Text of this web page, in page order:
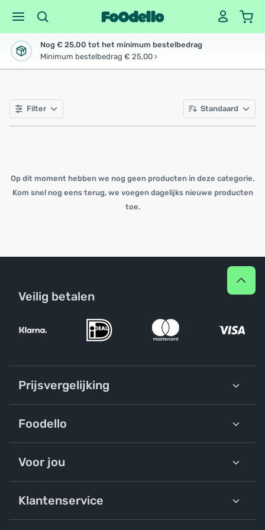
Nog € 25,00 tot het minimum bestelbedrag
Minimum bestelbedrag € 25,00 ›
Filter Standaard
Op dit moment hebben we nog geen producten in deze categorie.
Kom snel nog eens terug, we voegen dagelijks nieuwe producten
toe.
Veilig betalen
Prijsvergelijking
Foodello
Voor jou
Klantenservice